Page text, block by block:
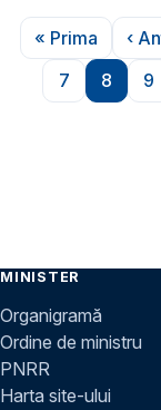
Paginare
Prima
« Prima ‹
Pagina
7
Pagina
8 9
MINISTER
Organigramă
Ordine de ministru
PNRR
Harta site-ului